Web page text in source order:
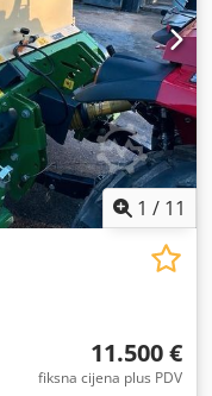
1 / 11
11.500 €
fiksna cijena plus PDV